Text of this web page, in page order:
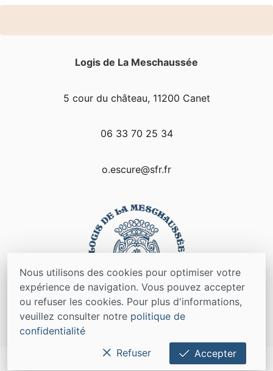
Logis de La Meschaussée
5 cour du château, 11200 Canet
06 33 70 25 34
o.escure@sfr.fr
Nous utilisons des cookies pour optimiser votre
expérience de navigation. Vous pouvez accepter
ou refuser les cookies. Pour plus d'informations,
veuillez consulter notre politique de
confidentialité
Refuser
Accepter